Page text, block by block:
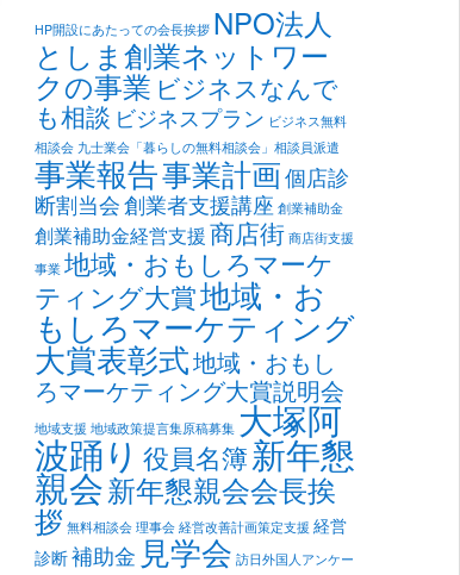
HP開設にあたっての会長挨拶 NPO法人
としま創業ネットワー
クの事業 ビジネスなんで
も相談 ビジネスプラン ビジネス無料
相談会 九士業会「暮らしの無料相談会」相談員派遣
事業報告事業計画個店診
断割当会創業者支援講座 創業補助金
創業補助金経営支援商店街 商店街支援
事業 地域・おもしろマーケ
ティング大賞地域・お
もしろマーケティング
大賞表彰式地域・おもし
ろマーケティング大賞説明会
地域支援 地域政策提言集原稿募集 大塚阿
波踊り 役員名簿新年懇
親会新年懇親会会長挨
拶 無料相談会 理事会 経営改善計画策定支援 経営
診断補助金 見学会 訪日外国人アンケー